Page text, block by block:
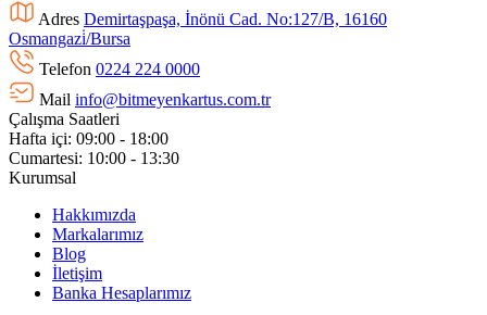
Adres Demirtaşpaşa, İnönü Cad. No:127/B, 16160
Osmangazi̇/Bursa
Telefon 0224 224 0000
Mail info@bitmeyenkartus.com.tr
Çalışma Saatleri
Hafta içi: 09:00 - 18:00
Cumartesi: 10:00 - 13:30
Kurumsal
Hakkımızda
Markalarımız
Blog
İletişim
Banka Hesaplarımız